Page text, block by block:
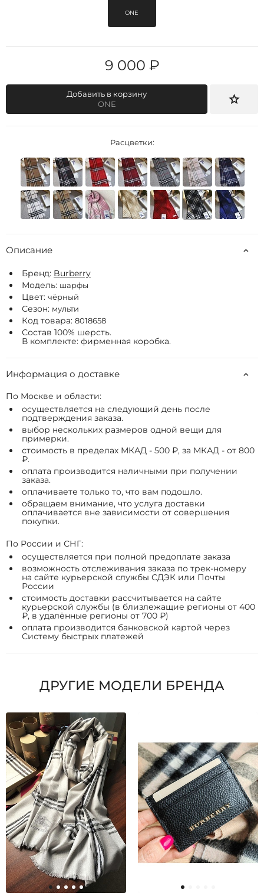
ONE
9 000 ₽
Добавить в корзину
ONE
Расцветки:
Описание
Бренд: Burberry
Модель: шарфы
Цвет: чёрный
Сезон: мульти
Код товара: 8018658
Состав 100% шерсть.
В комплекте: фирменная коробка.
Информация о доставке
По Москве и области:
осуществляется на следующий день после
подтверждения заказа.
выбор нескольких размеров одной вещи для
примерки.
стоимость в пределах МКАД - 500 ₽, за МКАД - от 800
₽.
оплата производится наличными при получении
заказа.
оплачиваете только то, что вам подошло.
обращаем внимание, что услуга доставки
оплачивается вне зависимости от совершения
покупки.
По России и СНГ:
осуществляется при полной предоплате заказа
возможность отслеживания заказа по трек-номеру
на сайте курьерской службы СДЭК или Почты
России
стоимость доставки рассчитывается на сайте
курьерской службы (в близлежащие регионы от 400
₽, в удалённые регионы от 700 ₽)
оплата производится банковской картой через
Систему быстрых платежей
ДРУГИЕ МОДЕЛИ БРЕНДА